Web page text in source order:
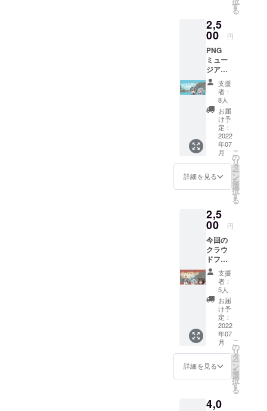
いただ
す。 ※
記載す
るネー
ムを備
考欄に
ご記入
くださ
す
る
2,5
00 円
PNG
ミュー
ジアム
のロゴ
バッジ
をお届
けしま
す。 ロ
ゴ缶
バッジ
のサイ
ズは
44mm
で、ク
リア加
工が施
いま
す。
VRSNS
で使用
できる
データ
もメー
ルで一
緒にお
送りし
ます。
※記載す
るネー
ムを備
考欄に
ご記入
くださ
支援
者：
8人
お届
け予
定：
2022
年07
月
詳細を見る
こ
の
リ
タ
ー
ン
を
選
択
す
る
2,5
00 円
今回の
クラウ
ドファ
ンディ
ングで
制作す
る全て
のグッ
ズの
「デー
タの
み」を
メール
でお届
けしま
す！
容〉 ・
支援
者：
5人
お届
け予
定：
2022
年07
月
詳細を見る
こ
の
リ
タ
ー
ン
を
選
択
す
る
4,0